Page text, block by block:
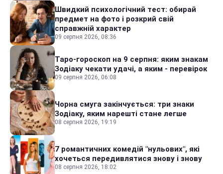
Швидкий психологічний тест: обирай
предмет на фото і розкрий свій
справжній характер
09 серпня 2026, 08:36
Таро-гороскоп на 9 серпня: яким знакам
Зодіаку чекати удачі, а яким - перевірок
09 серпня 2026, 06:08
Чорна смуга закінчується: три знаки
Зодіаку, яким нарешті стане легше
08 серпня 2026, 19:19
7 романтичних комедій "нульових", які
хочеться передивлятися знову і знову
08 серпня 2026, 18:02